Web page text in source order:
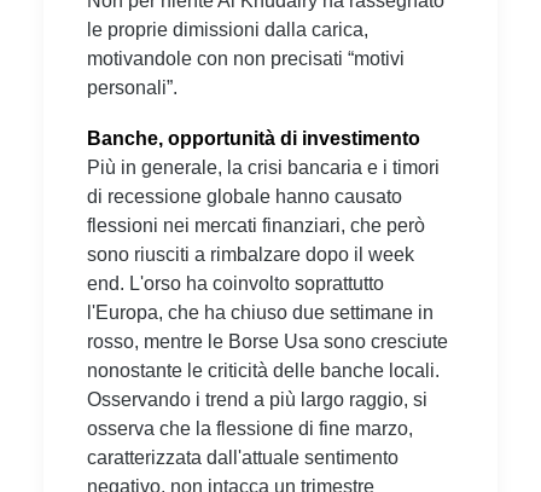
le proprie dimissioni dalla carica,
motivandole con non precisati “motivi
personali”.
Banche, opportunità di investimento
Più in generale, la crisi bancaria e i timori
di recessione globale hanno causato
flessioni nei mercati finanziari, che però
sono riusciti a rimbalzare dopo il week
end. L'orso ha coinvolto soprattutto
l'Europa, che ha chiuso due settimane in
rosso, mentre le Borse Usa sono cresciute
nonostante le criticità delle banche locali.
Osservando i trend a più largo raggio, si
osserva che la flessione di fine marzo,
caratterizzata dall'attuale sentimento
negativo, non intacca un trimestre